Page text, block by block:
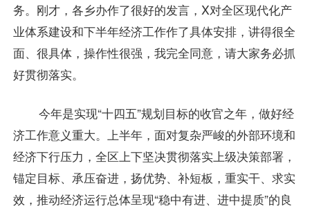
务。刚才，各乡办作了很好的发言，X对全区现代化产
业体系建设和下半年经济工作作了具体安排，讲得很全
面、很具体，操作性很强，我完全同意，请大家务必抓
好贯彻落实。
今年是实现“十四五”规划目标的收官之年，做好经
济工作意义重大。上半年，面对复杂严峻的外部环境和
经济下行压力，全区上下坚决贯彻落实上级决策部署，
锚定目标、承压奋进，扬优势、补短板，重实干、求实
效，推动经济运行总体呈现“稳中有进、进中提质”的良